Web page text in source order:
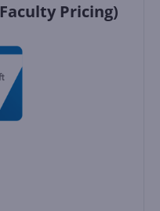
Pricing)